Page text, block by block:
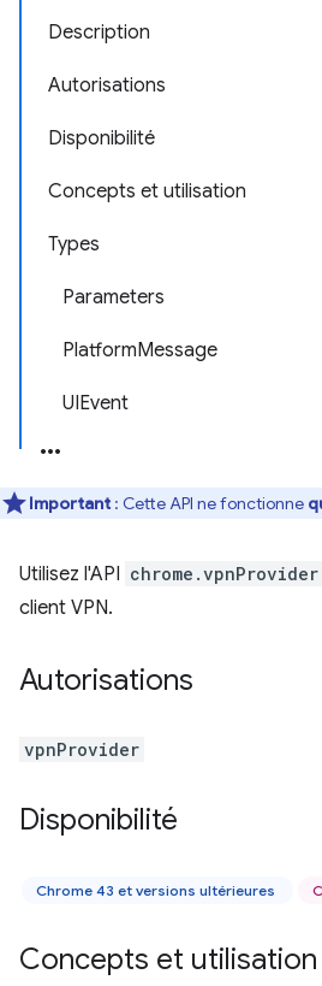
Description
Autorisations
Disponibilité
Concepts et utilisation
Types
Parameters
PlatformMessage
UIEvent
Important : Cette API ne fonctionne
Utilisez l'API chrome.vpnProvider
client VPN.
Autorisations
vpnProvider
Disponibilité
Chrome 43 et versions ultérieures
Concepts et utilisation